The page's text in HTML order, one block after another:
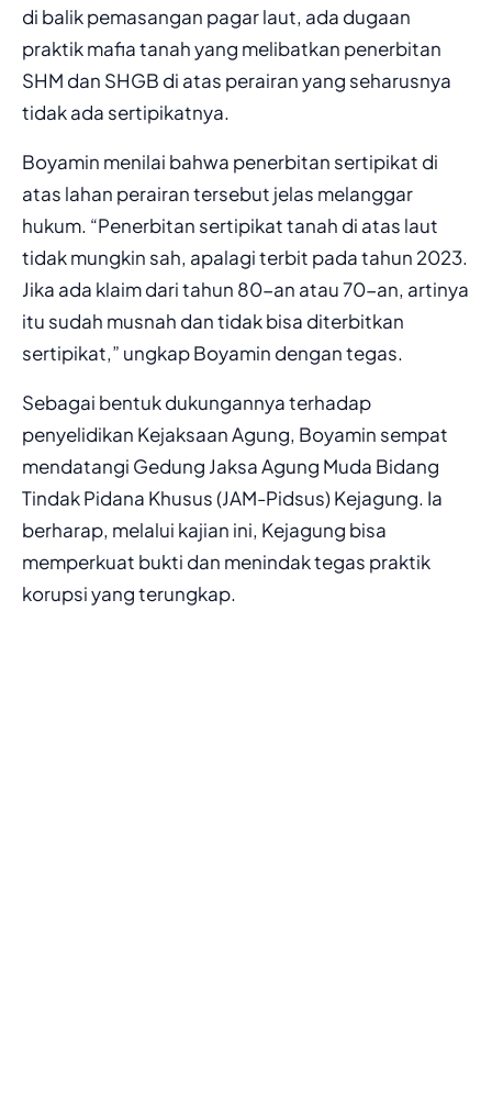
di balik pemasangan pagar laut, ada dugaan
praktik mafia tanah yang melibatkan penerbitan
SHM dan SHGB di atas perairan yang seharusnya
tidak ada sertipikatnya.
Boyamin menilai bahwa penerbitan sertipikat di
atas lahan perairan tersebut jelas melanggar
hukum. “Penerbitan sertipikat tanah di atas laut
tidak mungkin sah, apalagi terbit pada tahun 2023.
Jika ada klaim dari tahun 80-an atau 70-an, artinya
itu sudah musnah dan tidak bisa diterbitkan
sertipikat,” ungkap Boyamin dengan tegas.
Sebagai bentuk dukungannya terhadap
penyelidikan Kejaksaan Agung, Boyamin sempat
mendatangi Gedung Jaksa Agung Muda Bidang
Tindak Pidana Khusus (JAM-Pidsus) Kejagung. Ia
berharap, melalui kajian ini, Kejagung bisa
memperkuat bukti dan menindak tegas praktik
korupsi yang terungkap.